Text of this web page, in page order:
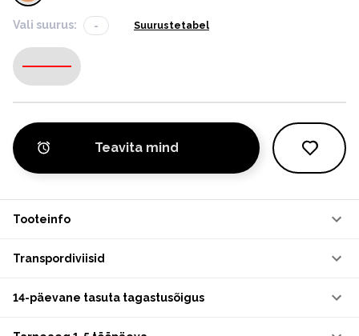
Vali suurus: - Suurustetabel
-
Teavita mind
Tooteinfo
Transpordiviisid
14-päevane tasuta tagastusõigus